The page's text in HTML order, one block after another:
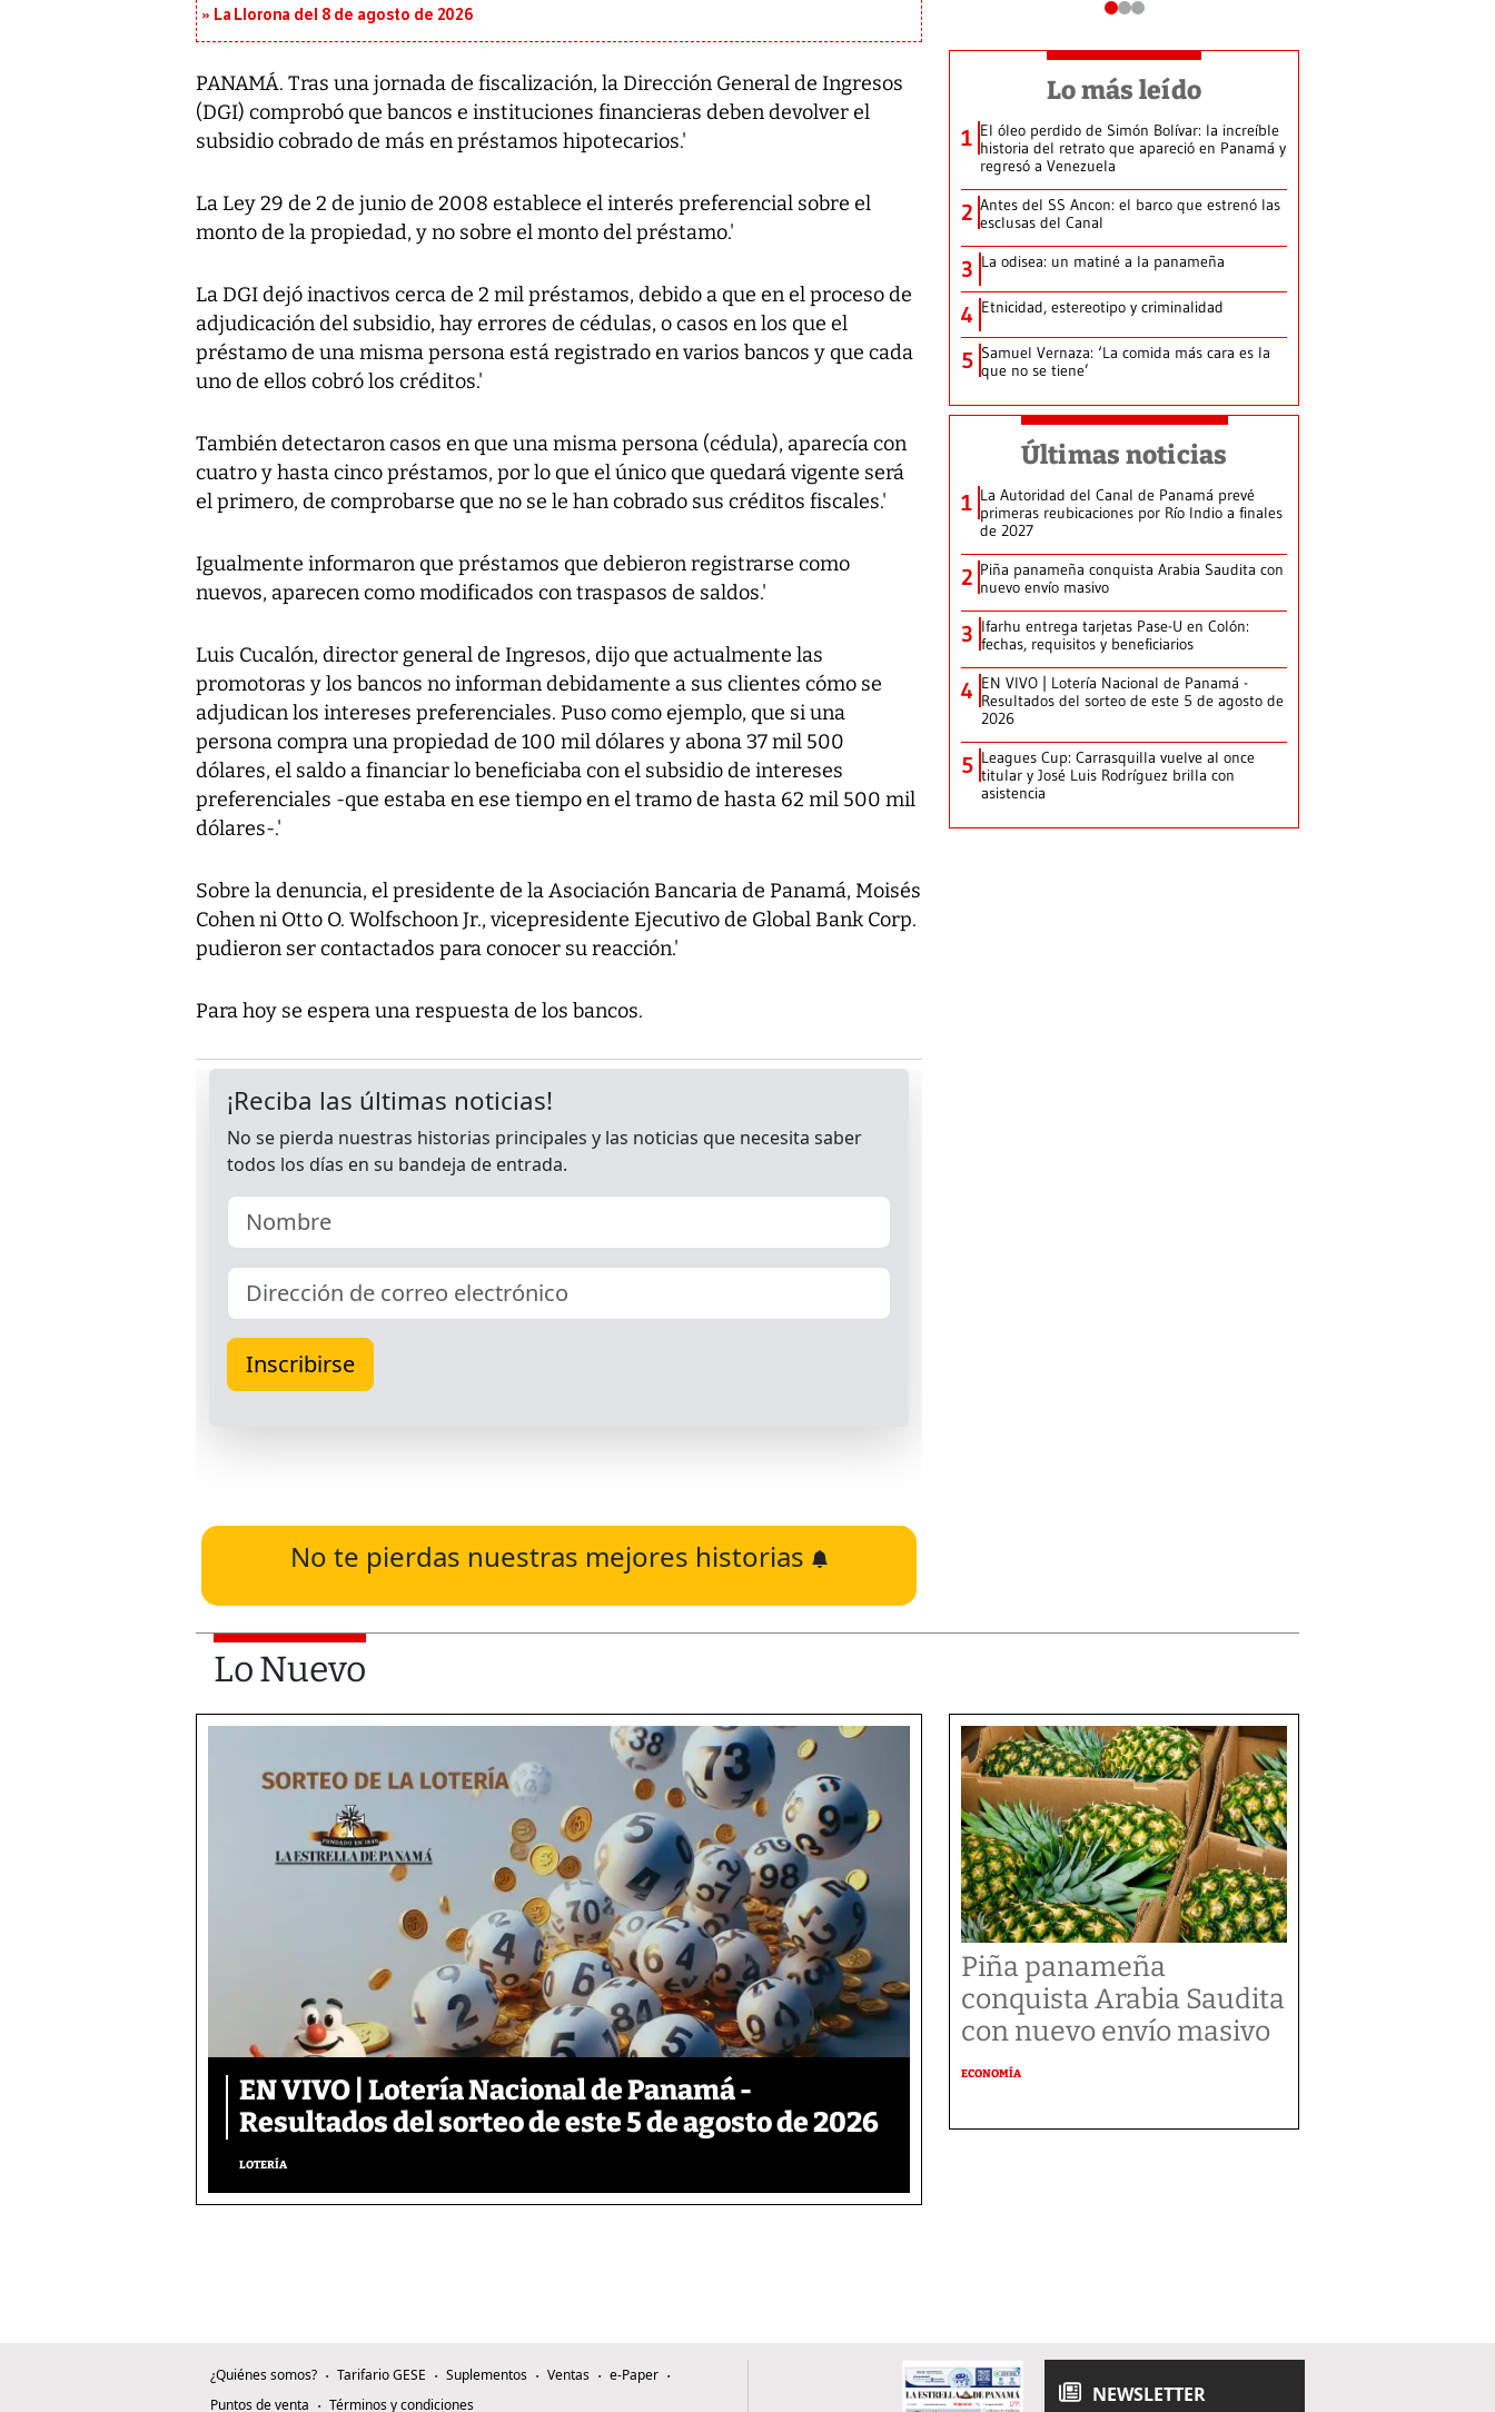
La Llorona del 8 de agosto de 2026
PANAMÁ. Tras una jornada de fiscalización, la Dirección General de Ingresos
(DGI) comprobó que bancos e instituciones financieras deben devolver el
subsidio cobrado de más en préstamos hipotecarios.'
La Ley 29 de 2 de junio de 2008 establece el interés preferencial sobre el
monto de la propiedad, y no sobre el monto del préstamo.'
La DGI dejó inactivos cerca de 2 mil préstamos, debido a que en el proceso de
adjudicación del subsidio, hay errores de cédulas, o casos en los que el
préstamo de una misma persona está registrado en varios bancos y que cada
uno de ellos cobró los créditos.'
También detectaron casos en que una misma persona (cédula), aparecía con
cuatro y hasta cinco préstamos, por lo que el único que quedará vigente será
el primero, de comprobarse que no se le han cobrado sus créditos fiscales.'
Igualmente informaron que préstamos que debieron registrarse como
nuevos, aparecen como modificados con traspasos de saldos.'
Luis Cucalón, director general de Ingresos, dijo que actualmente las
promotoras y los bancos no informan debidamente a sus clientes cómo se
adjudican los intereses preferenciales. Puso como ejemplo, que si una
persona compra una propiedad de 100 mil dólares y abona 37 mil 500
dólares, el saldo a financiar lo beneficiaba con el subsidio de intereses
preferenciales -que estaba en ese tiempo en el tramo de hasta 62 mil 500 mil
dólares-.'
Sobre la denuncia, el presidente de la Asociación Bancaria de Panamá, Moisés
Cohen ni Otto O. Wolfschoon Jr., vicepresidente Ejecutivo de Global Bank Corp.
pudieron ser contactados para conocer su reacción.'
Para hoy se espera una respuesta de los bancos.
No te pierdas nuestras mejores historias
Lo más leído
1 El óleo perdido de Simón Bolívar: la increíble
historia del retrato que apareció en Panamá y
regresó a Venezuela
2 Antes del SS Ancon: el barco que estrenó las
esclusas del Canal
3 La odisea: un matiné a la panameña
4 Etnicidad, estereotipo y criminalidad
5 Samuel Vernaza: ‘La comida más cara es la
que no se tiene’
Últimas noticias
1 La Autoridad del Canal de Panamá prevé
primeras reubicaciones por Río Indio a finales
de 2027
2 Piña panameña conquista Arabia Saudita con
nuevo envío masivo
3 Ifarhu entrega tarjetas Pase-U en Colón:
fechas, requisitos y beneficiarios
4 EN VIVO | Lotería Nacional de Panamá -
Resultados del sorteo de este 5 de agosto de
2026
5 Leagues Cup: Carrasquilla vuelve al once
titular y José Luis Rodríguez brilla con
asistencia
Lo Nuevo
EN VIVO | Lotería Nacional de Panamá -
Resultados del sorteo de este 5 de agosto de 2026
LOTERÍA
Piña panameña
conquista Arabia Saudita
con nuevo envío masivo
ECONOMÍA
¿Quiénes somos? Tarifario GESE Suplementos Ventas
e-Paper
Puntos de venta
Términos y condiciones NEWSLETTER